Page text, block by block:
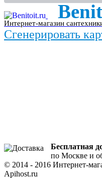
Интернет-магазин
Сгенерировать
Бесплатная
по Москве и
© 2014 - 2016 Интернет-
Apihost.ru